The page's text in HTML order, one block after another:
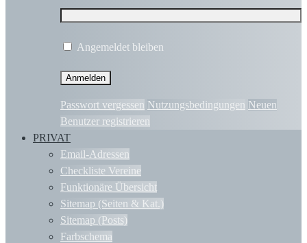
Angemeldet bleiben
Passwort vergessen Nutzungsbedingungen Neuen
Benutzer registrieren
PRIVAT
Email-Adressen
Checkliste Vereine
Funktionäre Übersicht
Sitemap (Seiten & Kat.)
Sitemap (Posts)
Farbschema